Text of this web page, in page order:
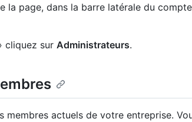
la page, dans la barre latérale du
cliquez sur Administrateurs.
membres actuels de votre entreprise.